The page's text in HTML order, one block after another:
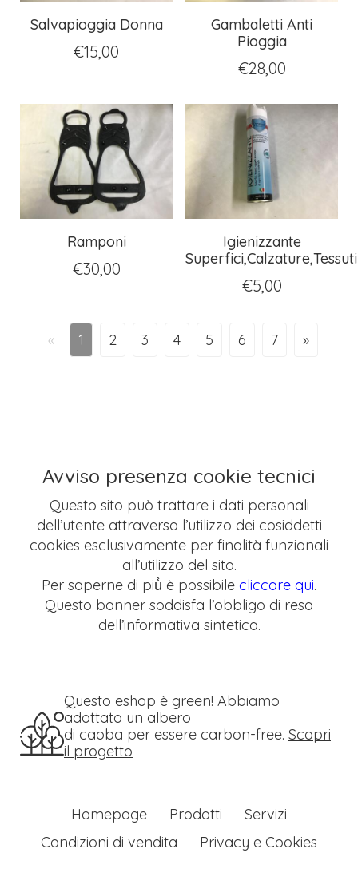
Salvapioggia Donna
€15,00
Gambaletti Anti
Pioggia
€28,00
Ramponi
€30,00
Igienizzante
Superfici,Calzature,Tessuti
€5,00
« 1 2 3 4 5 6 7 »
Avviso presenza cookie tecnici
Questo sito può trattare i dati personali
dell’utente attraverso l’utilizzo dei cosiddetti
cookies esclusivamente per finalità funzionali
all’utilizzo del sito.
Per saperne di più̀ è possibile cliccare qui.
Questo banner soddisfa l’obbligo di resa
dell’informativa sintetica.
Questo eshop è green! Abbiamo
adottato un albero
di caoba per essere carbon-free. Scopri
il progetto
Homepage Prodotti
Servizi
Condizioni di vendita
Privacy e Cookies